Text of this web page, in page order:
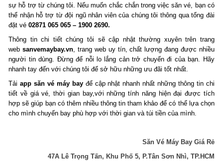
sự hỗ trợ từ chúng tôi. Nếu muốn chắc chắn trong việc săn vé, bạn có
thể nhận hỗ trợ từ đội ngũ nhân viên của chúng tôi thông qua tổng đài
đặt vé02871 065 065 – 1900 2690.
Thông tin chi tiết chúng tôi sẽ cập nhật thường xuyên trên trang
websanvemaybay.vn, trang web uy tín, chất lượng đang được nhiều
người tin dùng. Đừng để nỗi lo lắng cản trở chuyến đi của bạn. Hãy
nhanh tay đến với chúng tôi để sở hữu những ưu đãi tốt nhất.
Tảiapp săn vé máy bayđể cập nhật nhanh nhất những thông tin chi
tiết về giá vé, thời gian bay,với những tính năng hiện đại được tích
hợp sẽ giúp bạn có thêm nhiều thông tin tham khảo để có thể lựa chọn
cho mình chuyến bay phù hợp với thời gian và túi tiền của mình.
Săn Vé Máy Bay Giá Rẻ
47A Lê Trọng Tấn, Khu Phố 5, P.Tân Sơn Nhì, TP.HCM